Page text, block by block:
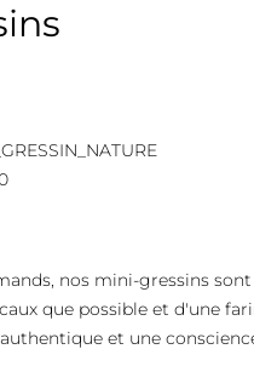
nos mini-gressins
que possible et d'une
et une